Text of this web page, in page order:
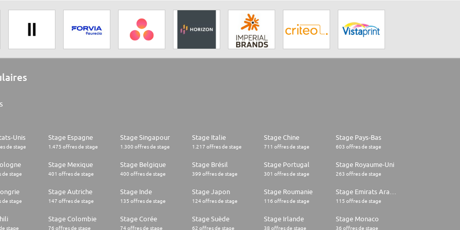
Unis
de stage
Stage Espagne
1.475 offres de stage
Stage Singapour
1.300 offres de stage
Stage Italie
1.217 offres de stage
Stage Chine
711 offres de stage
Stage Pays-Bas
603 offres de stage
de stage
Stage Mexique
401 offres de stage
Stage Belgique
400 offres de stage
Stage Brésil
399 offres de stage
Stage Portugal
301 offres de stage
Stage Royaume-Uni
263 offres de stage
de stage
Stage Autriche
147 offres de stage
Stage Inde
135 offres de stage
Stage Japon
124 offres de stage
Stage Roumanie
116 offres de stage 115 offres de stage
stage
Stage Colombie
76 offres de stage
Stage Corée
74 offres de stage
Stage Suède
62 offres de stage
Stage Irlande
38 offres de stage
Stage Monaco
36 offres de stage